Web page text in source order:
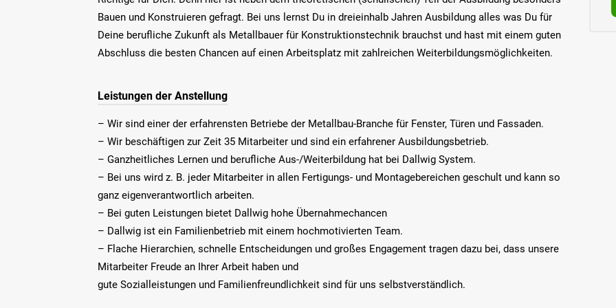
Bauen und Konstruieren gefragt. Bei uns lernst Du in dreieinhalb Jahren Ausbildung alles was Du für
Deine berufliche Zukunft als Metallbauer für Konstruktionstechnik brauchst und hast mit einem guten
Abschluss die besten Chancen auf einen Arbeitsplatz mit zahlreichen Weiterbildungsmöglichkeiten.
Leistungen der Anstellung
– Wir sind einer der erfahrensten Betriebe der Metallbau-Branche für Fenster, Türen und Fassaden.
– Wir beschäftigen zur Zeit 35 Mitarbeiter und sind ein erfahrener Ausbildungsbetrieb.
– Ganzheitliches Lernen und berufliche Aus-/Weiterbildung hat bei Dallwig System.
– Bei uns wird z. B. jeder Mitarbeiter in allen Fertigungs- und Montagebereichen geschult und kann so
ganz eigenverantwortlich arbeiten.
– Bei guten Leistungen bietet Dallwig hohe Übernahmechancen
– Dallwig ist ein Familienbetrieb mit einem hochmotivierten Team.
– Flache Hierarchien, schnelle Entscheidungen und großes Engagement tragen dazu bei, dass unsere
Mitarbeiter Freude an Ihrer Arbeit haben und
gute Sozialleistungen und Familienfreundlichkeit sind für uns selbstverständlich.